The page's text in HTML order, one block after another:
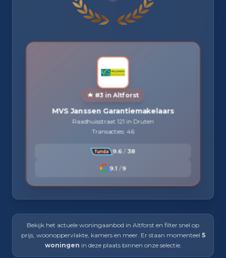
#3 in Altforst
MVS Janssen Garantiemakelaars
Raadhuisstraat 121 in Druten
Transacties: 46
9.6 / 38
9.1 /9
Bekijk het actuele woningaanbod in Altforst en filter snel op
prijs, woonoppervlakte, kamers en meer. Er staan momenteel 5
woningen in deze plaats binnen onze selectie.